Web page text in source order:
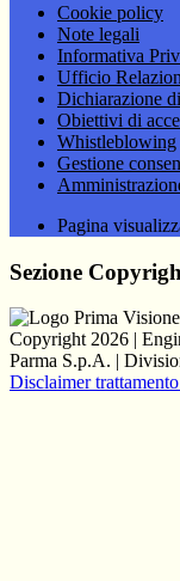
Cookie policy
Note legali
Informativa
Ufficio
Dichiarazione
Obiettivi di
Whistleblowing
Gestione
Pagina
Sezione
Copyright 2026 |
Parma S.p.A. |
Disclaimer